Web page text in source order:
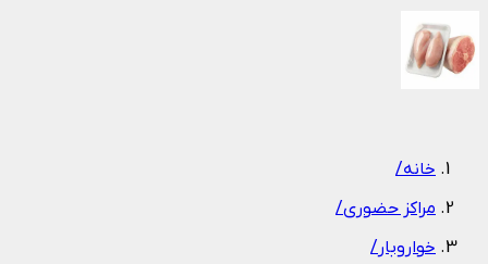
خانه/
مراکز حضوری/
خواروبار/